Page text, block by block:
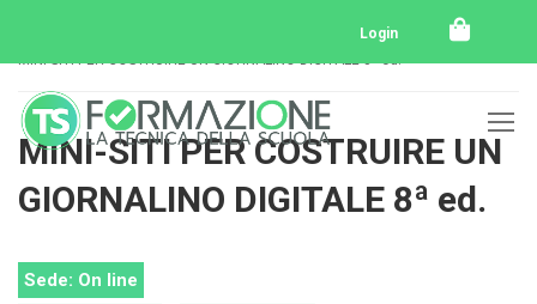
Login
MINI-SITI PER COSTRUIRE UN GIORNALINO DIGITALE 8ª ed.
MINI-SITI PER COSTRUIRE UN
GIORNALINO DIGITALE 8ª ed.
Sede: On line